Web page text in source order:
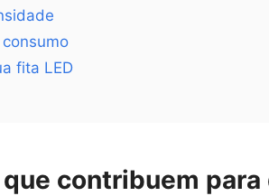
fita LED
contribuem